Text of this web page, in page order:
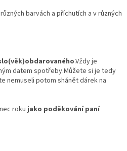
barvách a příchutích a v různých
.Vždy je
datem spotřeby.Můžete si je tedy
nemuseli potom shánět dárek na
roku jako poděkování paní